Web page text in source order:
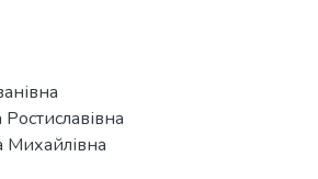
Михайлівна